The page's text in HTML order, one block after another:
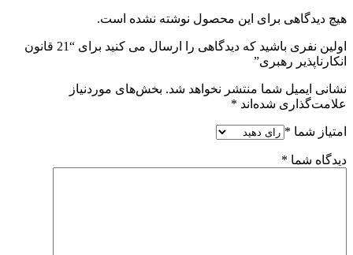
هیچ دیدگاهی برای این محصول نوشته نشده است.
اولین نفری باشید که دیدگاهی را ارسال می کنید برای “21 قانون
انكارناپذير رهبری”
نشانی ایمیل شما منتشر نخواهد شد. بخش‌های موردنیاز
علامت‌گذاری شده‌اند *
امتیاز شما *
دیدگاه شما *